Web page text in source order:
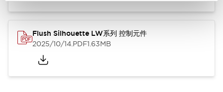
Flush Silhouette LW系列 控制元件
2025/10/14.PDF1.63MB